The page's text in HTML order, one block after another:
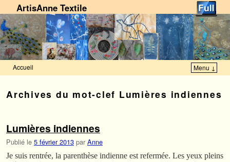
ArtisAnne Textile
Accueil Menu ↓
Archives du mot-clef Lumières indiennes
Lumières indiennes
Publié le 5 février 2013 par Anne
Je suis rentrée, la parenthèse indienne est refermée. Les yeux pleins